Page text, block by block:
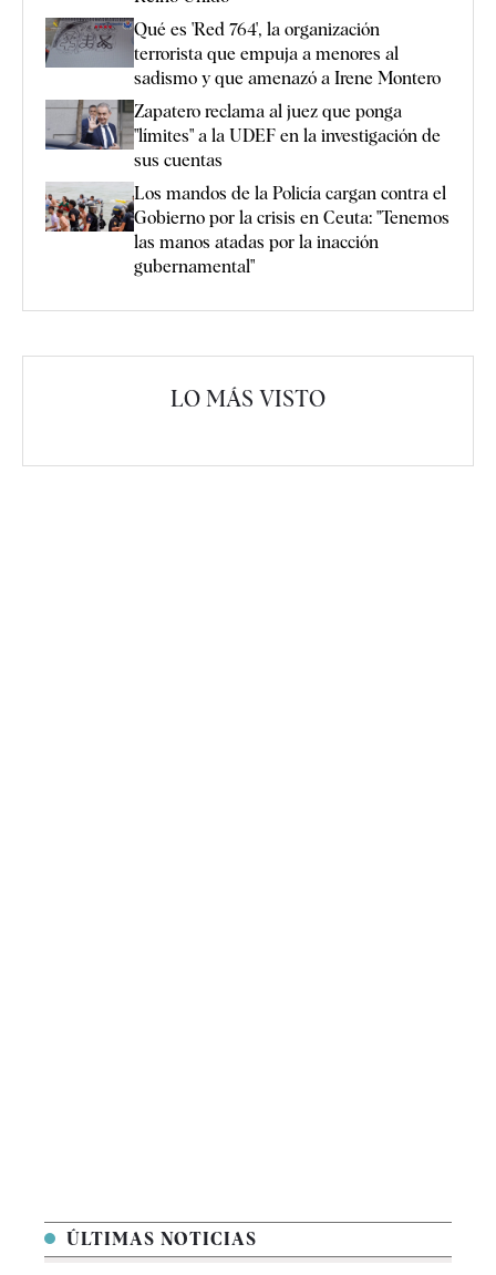
Qué es 'Red 764', la organización
terrorista que empuja a menores al
sadismo y que amenazó a Irene Montero
Zapatero reclama al juez que ponga
"límites" a la UDEF en la investigación de
sus cuentas
Los mandos de la Policía cargan contra el
Gobierno por la crisis en Ceuta: "Tenemos
las manos atadas por la inacción
gubernamental"
LO MÁS VISTO
ÚLTIMAS NOTICIAS